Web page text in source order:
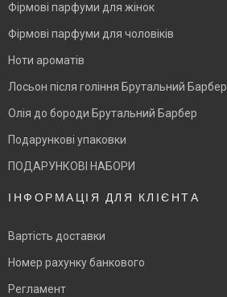
Фірмові парфуми для жінок
Фірмові парфуми для чоловіків
Ноти ароматів
Лосьон після гоління Брутальний Барбер
Олія до бороди Брутальний Барбер
Подарункові упаковки
ПОДАРУНКОВІ НАБОРИ
ІНФОРМАЦІЯ ДЛЯ КЛІЄНТА
Вартість доставки
Номер рахунку банкового
Регламент